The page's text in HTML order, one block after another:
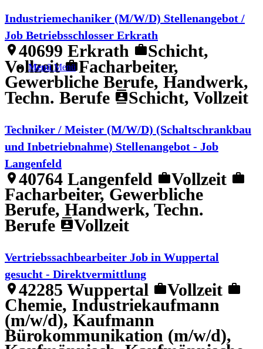
Menü Menü
Industriemechaniker (M/W/D) Stellenangebot /
Job Betriebsschlosser Erkrath
location_on 40699 Erkrath workSchicht,
Vollzeit workFacharbeiter,
Gewerbliche Berufe, Handwerk,
Techn. Berufe contactsSchicht, Vollzeit
Techniker / Meister (M/W/D) (Schaltschrankbau
und Inbetriebnahme) Stellenangebot - Job
Langenfeld
location_on 40764 Langenfeld workVollzeit work
Facharbeiter, Gewerbliche
Berufe, Handwerk, Techn.
Berufe contactsVollzeit
Vertriebssachbearbeiter Job in Wuppertal
gesucht - Direktvermittlung
location_on 42285 Wuppertal workVollzeit work
Chemie, Industriekaufmann
(m/w/d), Kaufmann
Bürokommunikation (m/w/d),